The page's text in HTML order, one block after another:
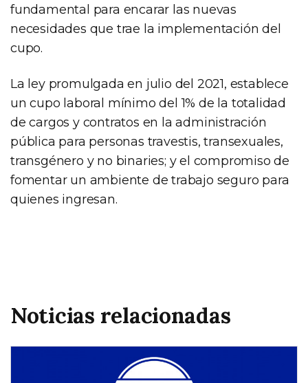
fundamental para encarar las nuevas
necesidades que trae la implementación del
cupo.
La ley promulgada en julio del 2021, establece
un cupo laboral mínimo del 1% de la totalidad
de cargos y contratos en la administración
pública para personas travestis, transexuales,
transgénero y no binaries; y el compromiso de
fomentar un ambiente de trabajo seguro para
quienes ingresan.
Noticias relacionadas